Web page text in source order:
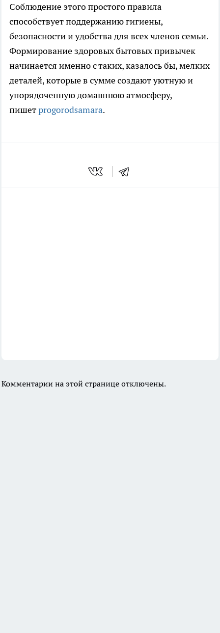
Соблюдение этого простого правила
способствует поддержанию гигиены,
безопасности и удобства для всех членов семьи.
Формирование здоровых бытовых привычек
начинается именно с таких, казалось бы, мелких
деталей, которые в сумме создают уютную и
упорядоченную домашнюю атмосферу,
пишетprogorodsamara.
Комментарии на этой странице отключены.